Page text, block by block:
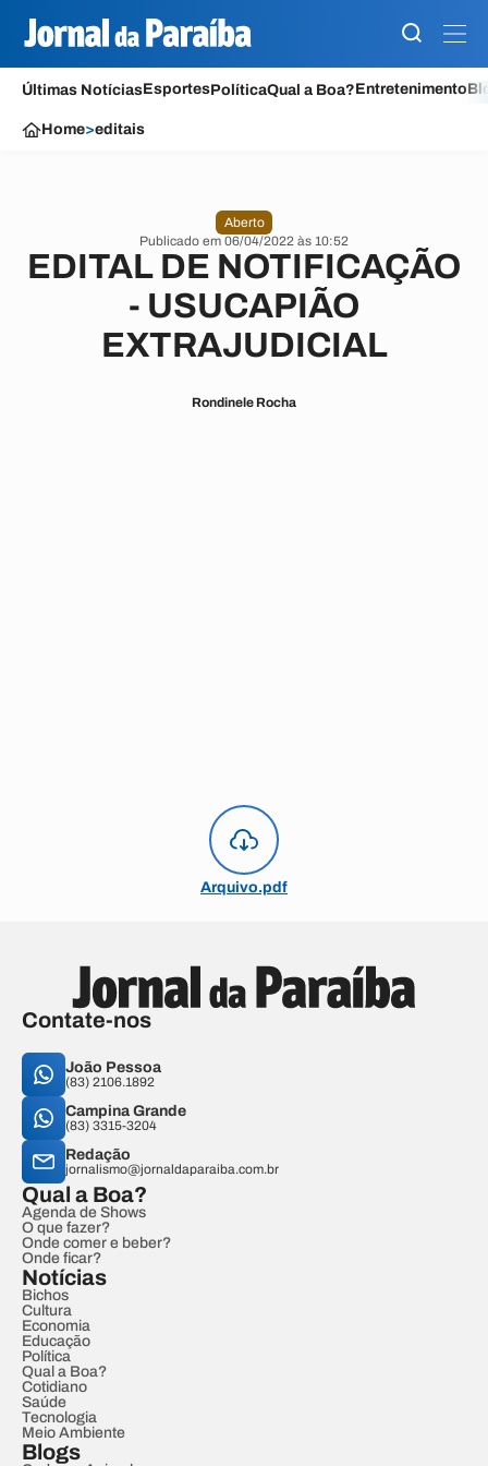
Últimas NotíciasEsportesPolíticaQual a Boa?Entretenimento
Home>editais
Aberto
Publicado em 06/04/2022 às 10:52
EDITAL DE NOTIFICAÇÃO
- USUCAPIÃO
EXTRAJUDICIAL
Rondinele Rocha
Arquivo.pdf
Contate-nos
João Pessoa
(83) 2106.1892
Campina Grande
(83) 3315-3204
Redação
jornalismo@jornaldaparaiba.com.br
Qual a Boa?
Agenda de Shows
O que fazer?
Onde comer e beber?
Onde ficar?
Notícias
Bichos
Cultura
Economia
Educação
Política
Qual a Boa?
Cotidiano
Saúde
Tecnologia
Meio Ambiente
Blogs